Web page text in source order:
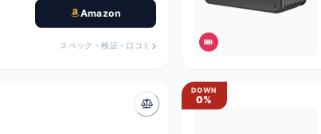
Amazon
スペック・検証・口コミ
DOWN
0%